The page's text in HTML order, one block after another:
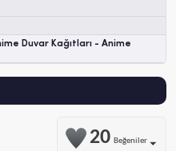
Duvar Kağıtları - Anime
20 Beğeniler